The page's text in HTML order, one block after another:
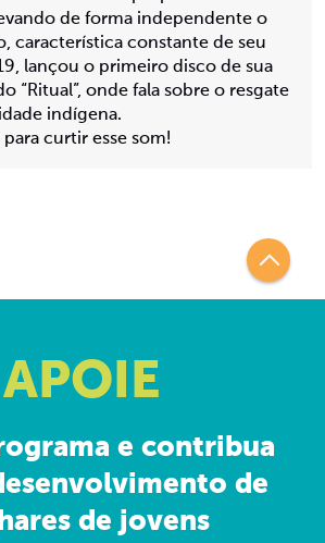
de forma independente o
característica constante de seu
lançou o primeiro disco de sua
“Ritual”, onde fala sobre o resgate
indígena.
para curtir esse som!
APOIE
e contribua
de
de jovens